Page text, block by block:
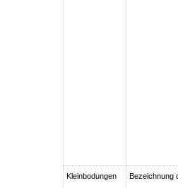
Kleinbodungen Bezeichnung